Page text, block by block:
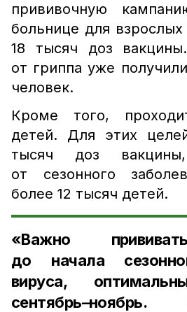
прививочную
больнице для
18 тысяч доз
от гриппа уже
человек.
Кроме того,
детей. Для этих
тысяч доз
от сезонного
более 12 тысяч детей.
«Важно
до начала
вируса,